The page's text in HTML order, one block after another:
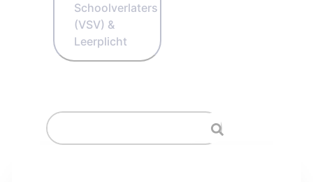
Schoolverlaters
(VSV) &
Leerplicht